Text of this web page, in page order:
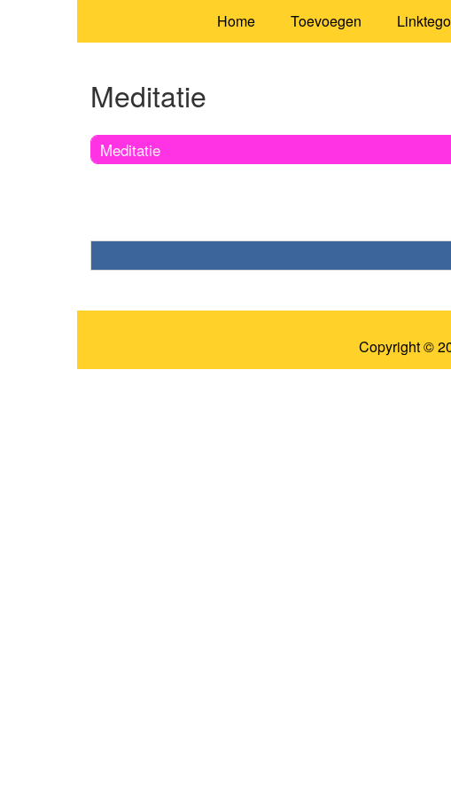
Home Toevoegen
Meditatie
Meditatie
Copyright ©